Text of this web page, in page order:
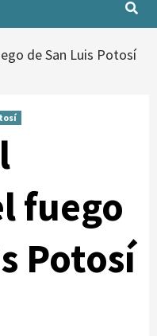
de San Luis Potosí
fuego
Potosí